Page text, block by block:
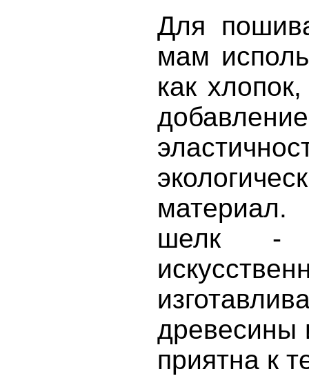
Для
мам
как
материал.
шелк -
древесины
приятна к